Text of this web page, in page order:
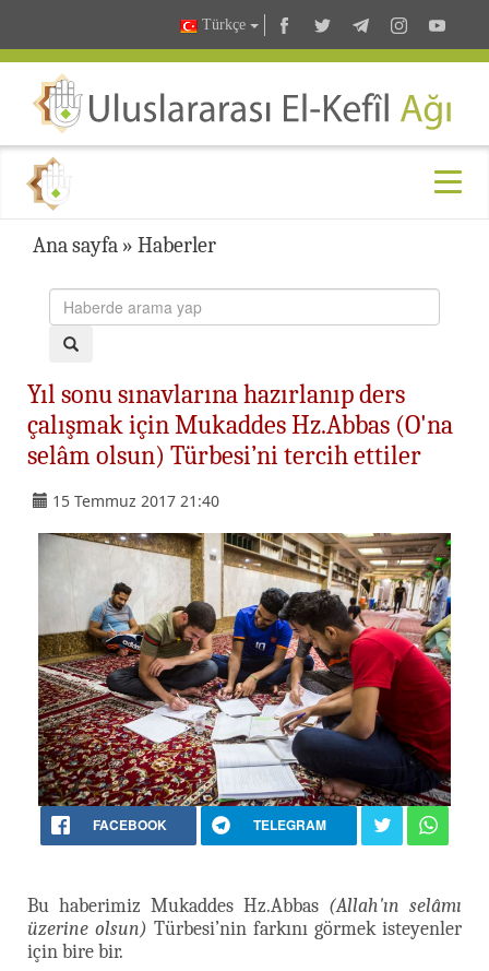
Türkçe
Ana sayfa » Haberler
Yıl sonu sınavlarına hazırlanıp ders
çalışmak için Mukaddes Hz.Abbas (O'na
selâm olsun) Türbesi’ni tercih ettiler
15 Temmuz 2017 21:40
FACEBOOK TELEGRAM
Bu haberimiz Mukaddes Hz.Abbas (Allah'ın selâmı
üzerine olsun) Türbesi’nin farkını görmek isteyenler
için bire bir.